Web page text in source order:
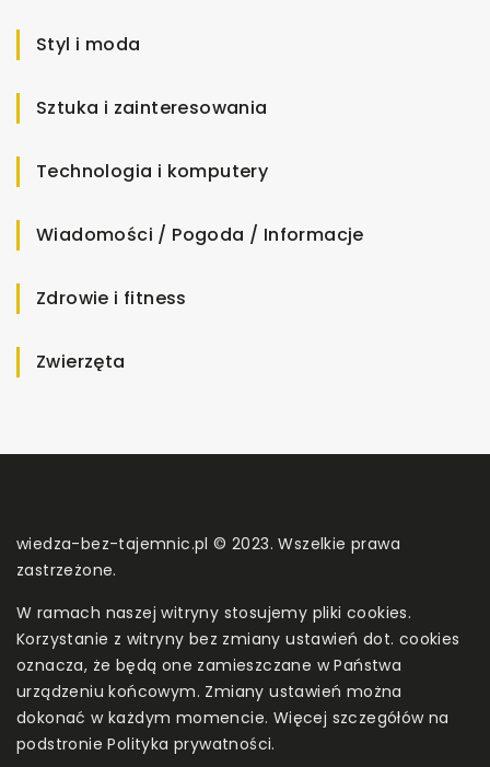
Styl i moda
Sztuka i zainteresowania
Technologia i komputery
Wiadomości / Pogoda / Informacje
Zdrowie i fitness
Zwierzęta
wiedza-bez-tajemnic.pl © 2023. Wszelkie prawa
zastrzeżone.
W ramach naszej witryny stosujemy pliki cookies.
Korzystanie z witryny bez zmiany ustawień dot. cookies
oznacza, że będą one zamieszczane w Państwa
urządzeniu końcowym. Zmiany ustawień można
dokonać w każdym momencie. Więcej szczegółów na
podstroniePolityka prywatności.